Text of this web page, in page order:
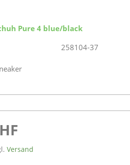
Pure 4 blue/black
258104-37
Versand